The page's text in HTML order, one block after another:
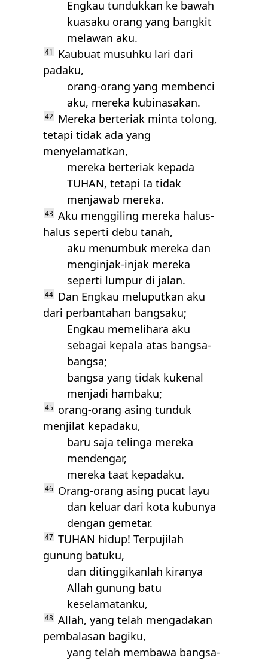
Engkau tundukkan ke bawah
kuasaku orang yang bangkit
melawan aku.
41
Kaubuat musuhku lari dari
padaku,
orang-orang yang membenci
aku, mereka kubinasakan.
42
Mereka berteriak minta tolong,
tetapi tidak ada yang
menyelamatkan,
mereka berteriak kepada
TUHAN, tetapi Ia tidak
menjawab mereka.
43 Aku menggiling mereka halus-
halus seperti debu tanah,
aku menumbuk mereka dan
menginjak-injak mereka
seperti lumpur di jalan.
44 Dan Engkau meluputkan aku
dari perbantahan bangsaku;
Engkau memelihara aku
sebagai kepala atas bangsa-
bangsa;
bangsa yang tidak kukenal
menjadi hambaku;
45
orang-orang asing tunduk
menjilat kepadaku,
baru saja telinga mereka
mendengar,
mereka taat kepadaku.
46 Orang-orang asing pucat layu
dan keluar dari kota kubunya
dengan gemetar.
47 TUHAN hidup! Terpujilah
gunung batuku,
dan ditinggikanlah kiranya
Allah gunung batu
keselamatanku,
48 Allah, yang telah mengadakan
pembalasan bagiku,
yang telah membawa bangsa-